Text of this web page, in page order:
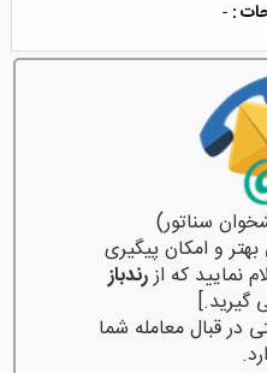
:
-
سناتور)
و امکان پیگیری
نمایید که ازرندباز
گیرید.]
در قبال معامله شما